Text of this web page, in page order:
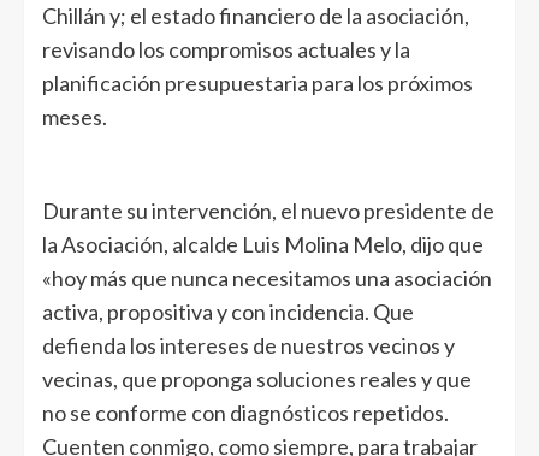
Chillán y; el estado financiero de la asociación,
revisando los compromisos actuales y la
planificación presupuestaria para los próximos
meses.
Durante su intervención, el nuevo presidente de
la Asociación, alcalde Luis Molina Melo, dijo que
«hoy más que nunca necesitamos una asociación
activa, propositiva y con incidencia. Que
defienda los intereses de nuestros vecinos y
vecinas, que proponga soluciones reales y que
no se conforme con diagnósticos repetidos.
Cuenten conmigo, como siempre, para trabajar